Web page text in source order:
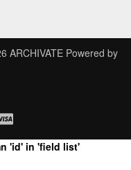
ARCHIVATEPowered by
'id' in 'field list'